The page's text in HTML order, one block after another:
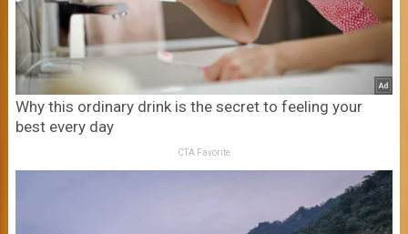
Why this ordinary drink is the secret to feeling your
best every day
CTA Favorite